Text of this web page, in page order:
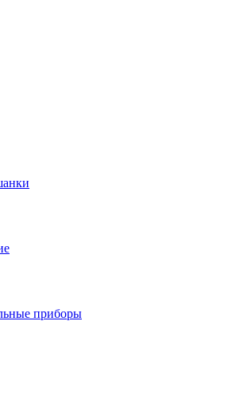
приборы